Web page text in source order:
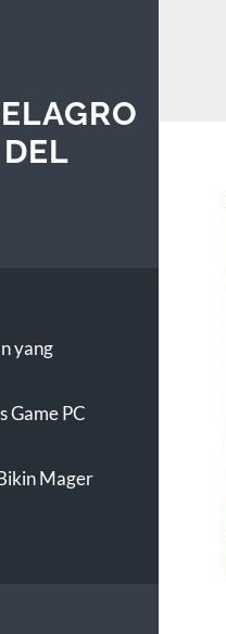
yang
Game PC
Mager